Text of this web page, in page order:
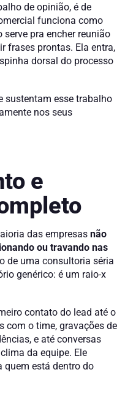
de opinião, é de
funciona como
pra encher reunião
frases prontas. Ela entra,
dorsal do processo
sustentam esse trabalho
nos seus
e
das empresas não
ou travando nas
de uma consultoria séria
genérico: é um raio-x
contato do lead até o
com o time, gravações de
e até conversas
da equipe. Ele
quem está dentro do